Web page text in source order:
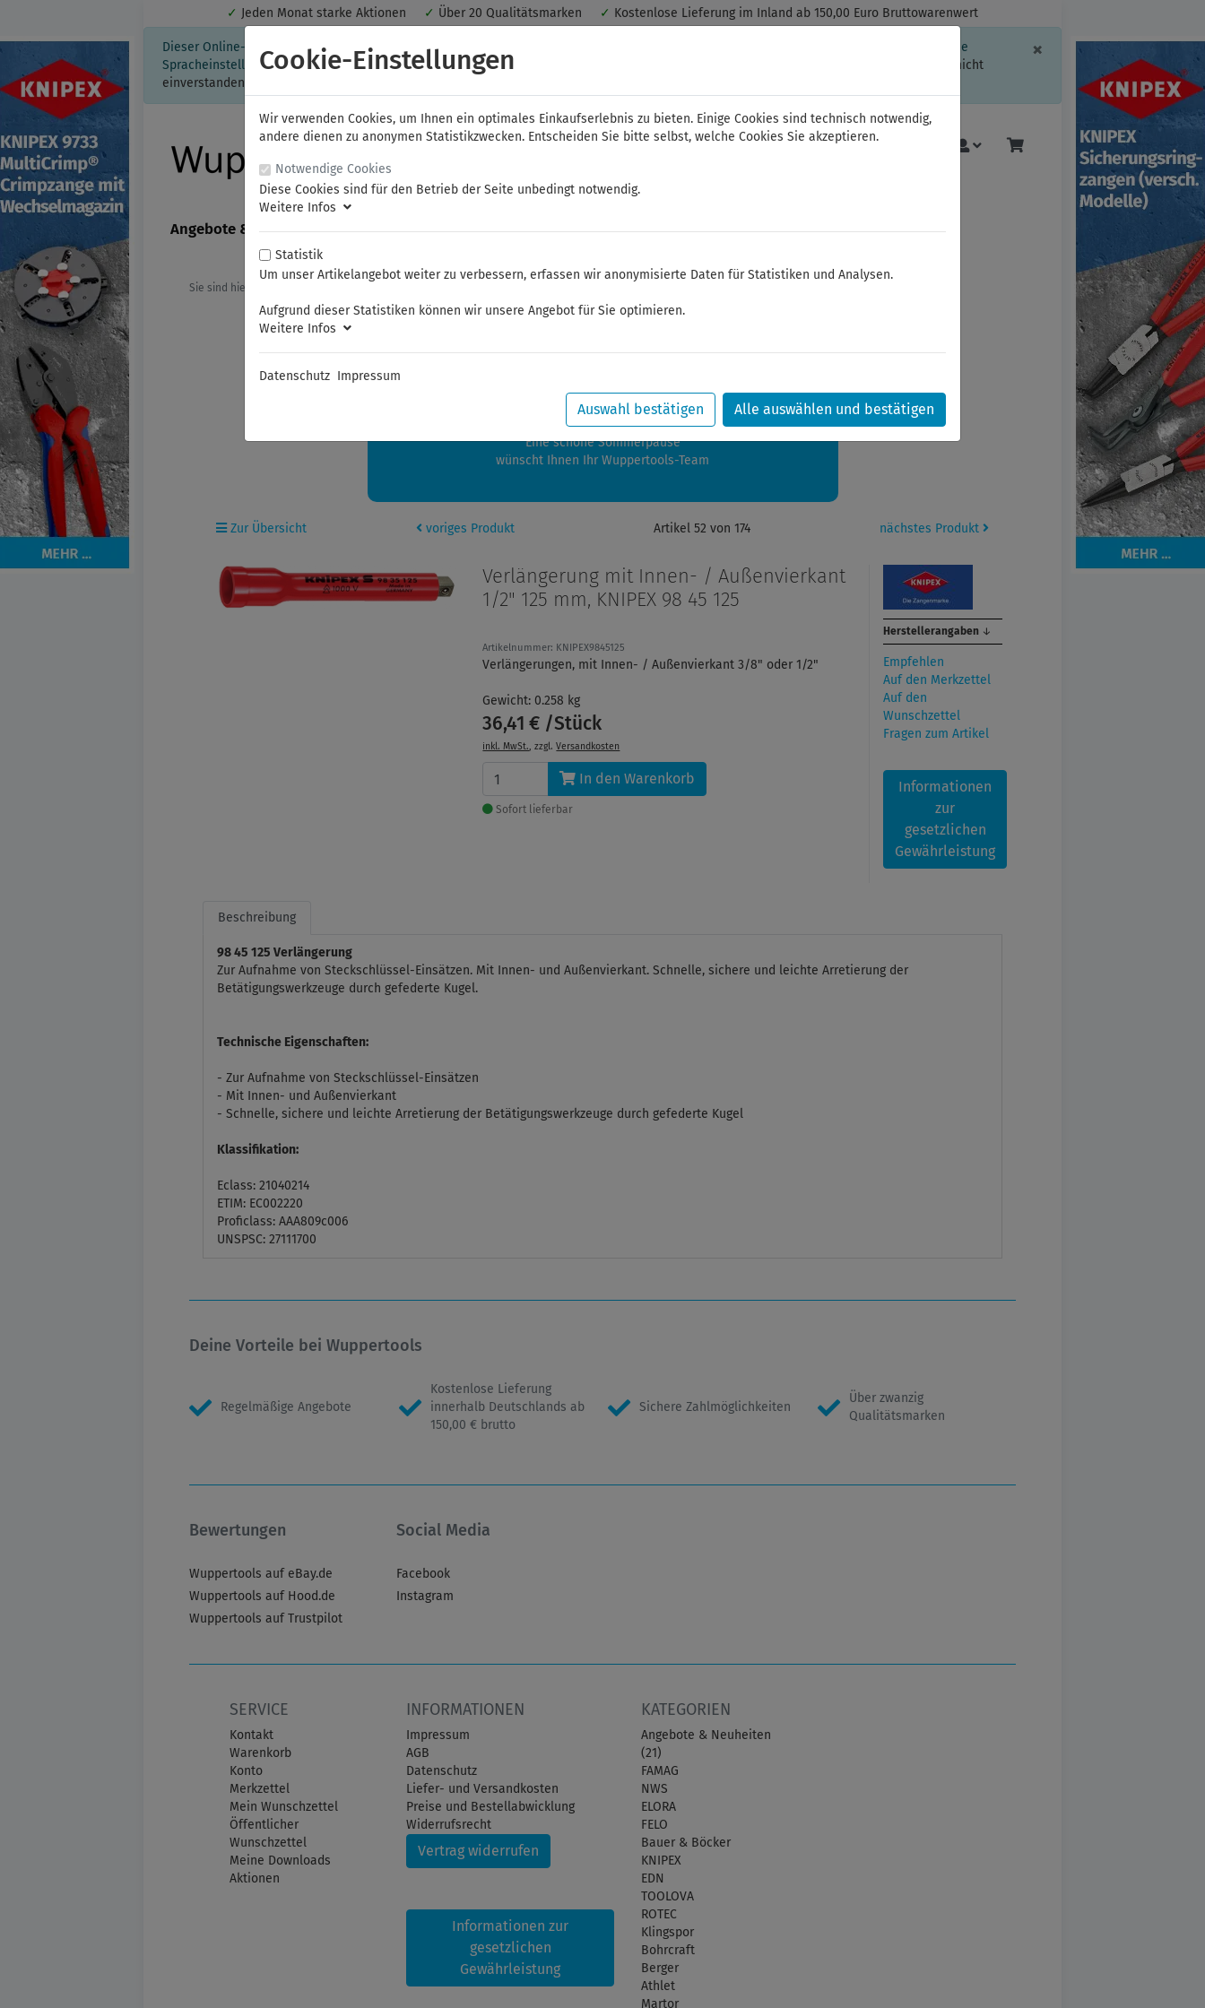
✓ Jeden Monat starke Aktionen ✓ Über 20 Qualitätsmarken ✓ Kostenlose Lieferung im Inland ab 150,00 Euro Bruttowarenwert
× Schließen
Dieser Online-Shop verwendet Cookies für ein optimales Einkaufserlebnis. Dabei werden beispielsweise die Session-Informationen oder die
Spracheinstellung auf Ihrem Rechner gespeichert. Ohne Cookies ist der Funktionsumfang des Online-Shops eingeschränkt.
Sind Sie damit nicht
einverstanden, klicken Sie bitte hier.
Angebote & Neuheiten FAMAG NWS ELORA FELO Bauer & Böcker Mehr
Sie sind hier:
Sommerferien
zwischen 28.07.2026 und 21.08.2026 machen auch wir Urlaub.
Ihre Bestellungen in diesem Zeitraum werden ab dem 24.08.2026 verschickt.
Eine schöne Sommerpause
wünscht Ihnen Ihr Wuppertools-Team
Zur Übersicht voriges Produkt Artikel 52 von 174 nächstes Produkt
Verlängerung mit Innen- / Außenvierkant
1/2" 125 mm, KNIPEX 98 45 125
Artikelnummer: KNIPEX9845125
Verlängerungen, mit Innen- / Außenvierkant 3/8" oder 1/2"
Gewicht: 0.258 kg
36,41 € /Stück
inkl. MwSt., zzgl.Versandkosten
In den Warenkorb
Sofort lieferbar
Herstellerangaben ↓
Empfehlen
Auf den Merkzettel
Auf den
Wunschzettel
Fragen zum Artikel
Informationen
zur
gesetzlichen
Gewährleistung
Beschreibung
98 45 125 Verlängerung
Zur Aufnahme von Steckschlüssel-Einsätzen. Mit Innen- und Außenvierkant. Schnelle, sichere und leichte Arretierung der
Betätigungswerkzeuge durch gefederte Kugel.
Technische Eigenschaften:
- Zur Aufnahme von Steckschlüssel-Einsätzen
- Mit Innen- und Außenvierkant
- Schnelle, sichere und leichte Arretierung der Betätigungswerkzeuge durch gefederte Kugel
Klassifikation:
Eclass: 21040214
ETIM: EC002220
Proficlass: AAA809c006
UNSPSC: 27111700
Deine Vorteile bei Wuppertools
Regelmäßige Angebote
Kostenlose Lieferung
innerhalb Deutschlands ab
150,00 € brutto
Sichere Zahlmöglichkeiten
Über zwanzig
Qualitätsmarken
Bewertungen
Wuppertools auf eBay.de
Wuppertools auf Hood.de
Wuppertools auf Trustpilot
Social Media
Facebook
Instagram
SERVICE
Kontakt
Warenkorb
Konto
Merkzettel
Mein Wunschzettel
Öffentlicher
Wunschzettel
Meine Downloads
Aktionen
INFORMATIONEN
Impressum
AGB
Datenschutz
Liefer- und Versandkosten
Preise und Bestellabwicklung
Widerrufsrecht
Vertrag widerrufen
Informationen zur
gesetzlichen
Gewährleistung
KATEGORIEN
Angebote & Neuheiten
(21)
FAMAG
NWS
ELORA
FELO
Bauer & Böcker
KNIPEX
EDN
TOOLOVA
ROTEC
Klingspor
Bohrcraft
Berger
Athlet
Martor
Cookie-Einstellungen
Wir verwenden Cookies, um Ihnen ein optimales Einkaufserlebnis zu bieten. Einige Cookies sind technisch notwendig,
andere dienen zu anonymen Statistikzwecken. Entscheiden Sie bitte selbst, welche Cookies Sie akzeptieren.
Notwendige Cookies
Diese Cookies sind für den Betrieb der Seite unbedingt notwendig.
Weitere Infos
Statistik
Um unser Artikelangebot weiter zu verbessern, erfassen wir anonymisierte Daten für Statistiken und Analysen.
Aufgrund dieser Statistiken können wir unsere Angebot für Sie optimieren.
Weitere Infos
Datenschutz Impressum
Auswahl bestätigen Alle auswählen und bestätigen